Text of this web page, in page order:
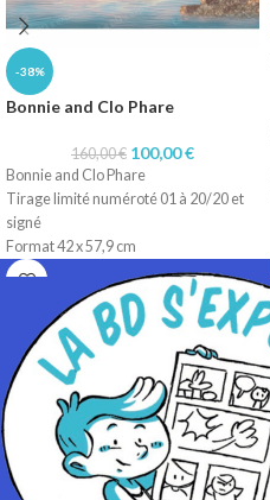
-38%
Bonnie and Clo Phare
160,00€ 100,00€
Bonnie and Clo Phare
Tirage limité numéroté 01 à 20/20 et
signé
Format 42 x 57,9 cm
Technique dessin numérique
Impression sur papier 200 gr